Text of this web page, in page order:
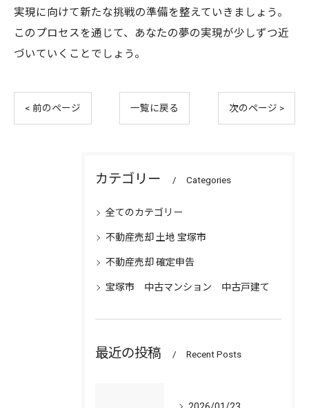
実現に向けて新たな挑戦の準備を整えていきましょう。
このプロセスを通じて、あなたの夢の実現が少しずつ近
づいていくことでしょう。
< 前のページ 一覧に戻る 次のページ >
カテゴリー Categories
全てのカテゴリー
不動産売却 土地 宝塚市
不動産売却 確定申告
宝塚市 中古マンション 中古戸建て
最近の投稿 Recent Posts